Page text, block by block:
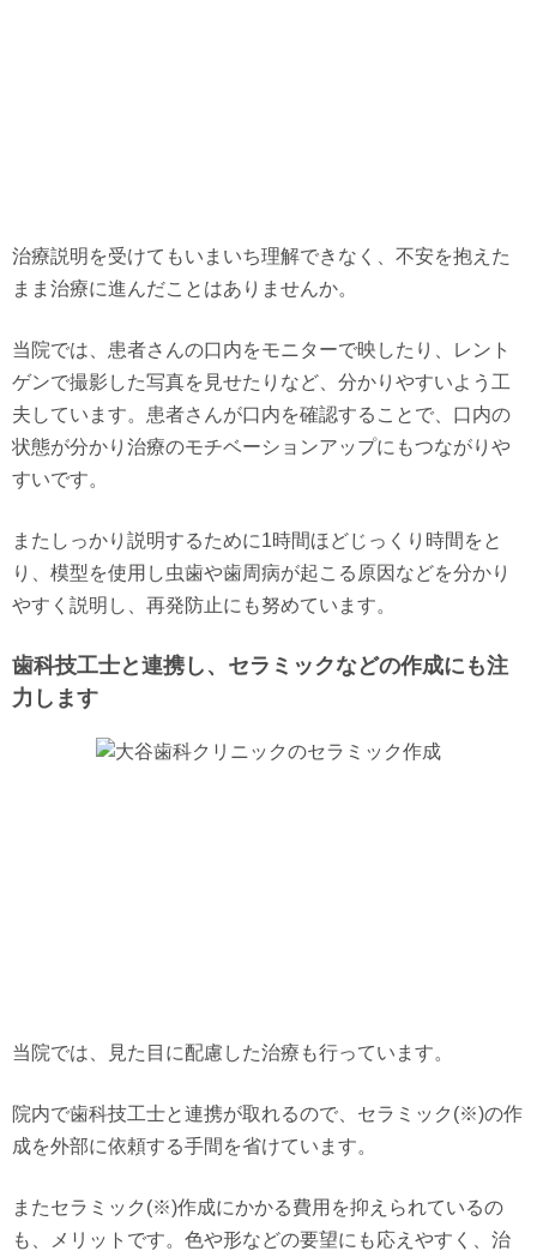
治療説明を受けてもいまいち理解できなく、不安を抱えた
まま治療に進んだことはありませんか。
当院では、患者さんの口内をモニターで映したり、レント
ゲンで撮影した写真を見せたりなど、分かりやすいよう工
夫しています。患者さんが口内を確認することで、口内の
状態が分かり治療のモチベーションアップにもつながりや
すいです。
またしっかり説明するために1時間ほどじっくり時間をと
り、模型を使用し虫歯や歯周病が起こる原因などを分かり
やすく説明し、再発防止にも努めています。
歯科技工士と連携し、セラミックなどの作成にも注
力します
当院では、見た目に配慮した治療も行っています。
院内で歯科技工士と連携が取れるので、セラミック(※)の作
成を外部に依頼する手間を省けています。
またセラミック(※)作成にかかる費用を抑えられているの
も、メリットです。色や形などの要望にも応えやすく、治